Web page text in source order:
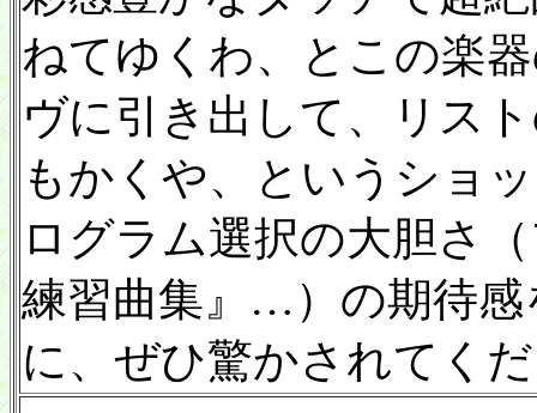
ねてゆくわ、とこの楽
ヴに引き出して、リス
もかくや、というショ
ログラム選択の大胆さ
練習曲集』…）の期待感
に、ぜひ驚かされてく